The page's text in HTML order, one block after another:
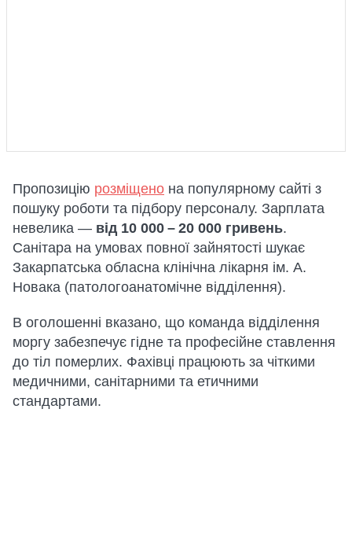
Пропозицію розміщено на популярному сайті з
пошуку роботи та підбору персоналу. Зарплата
невелика — від 10 000 – 20 000 гривень.
Санітара на умовах повної зайнятості шукає
Закарпатська обласна клінічна лікарня ім. А.
Новака (патологоанатомічне відділення).
В оголошенні вказано, що команда відділення
моргу забезпечує гідне та професійне ставлення
до тіл померлих. Фахівці працюють за чіткими
медичними, санітарними та етичними
стандартами.